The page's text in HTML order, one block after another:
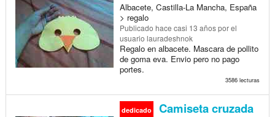
Albacete, Castilla-La Mancha, España
> regalo
Publicado hace casi 13 añospor el
usuario lauradeshnok
Regalo en albacete. Mascara de pollito
de goma eva. Envio pero no pago
portes.
3586 lecturas
dedicado Camiseta cruzada